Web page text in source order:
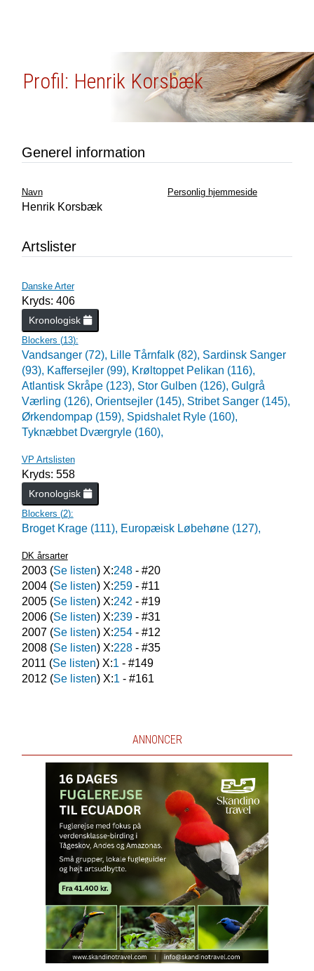
Profil: Henrik Korsbæk
Generel information
Navn
Henrik Korsbæk
Personlig hjemmeside
Artslister
Danske Arter
Kryds: 406
Kronologisk
Blockers (13):
Vandsanger (72), Lille Tårnfalk (82), Sardinsk Sanger
(93), Kaffersejler (99), Krøltoppet Pelikan (116),
Atlantisk Skråpe (123), Stor Gulben (126), Gulgrå
Værling (126), Orientsejler (145), Stribet Sanger (145),
Ørkendompap (159), Spidshalet Ryle (160),
Tyknæbbet Dværgryle (160),
VP Artslisten
Kryds: 558
Kronologisk
Blockers (2):
Broget Krage (111), Europæisk Løbehøne (127),
DK årsarter
2003(Se listen) X:248- #20
2004(Se listen) X:259- #11
2005(Se listen) X:242 - #19
2006(Se listen) X:239- #31
2007(Se listen) X:254- #12
2008(Se listen) X:228- #35
2011 (Se listen) X:1 - #149
2012 (Se listen) X:1 - #161
ANNONCER